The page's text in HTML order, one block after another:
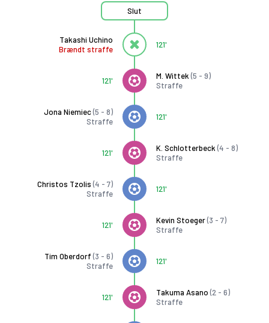
Slut
Takashi Uchino
Brændt straffe
121'
M. Wittek (5 - 9)
Straffe
121'
Jona Niemiec(5 - 8)
Straffe
121'
K. Schlotterbeck (4 - 8)
Straffe
121'
Christos Tzolis (4 - 7)
Straffe
121'
Kevin Stoeger(3 - 7)
Straffe
121'
Tim Oberdorf (3 - 6)
Straffe
121'
Takuma Asano (2 - 6)
Straffe
121'